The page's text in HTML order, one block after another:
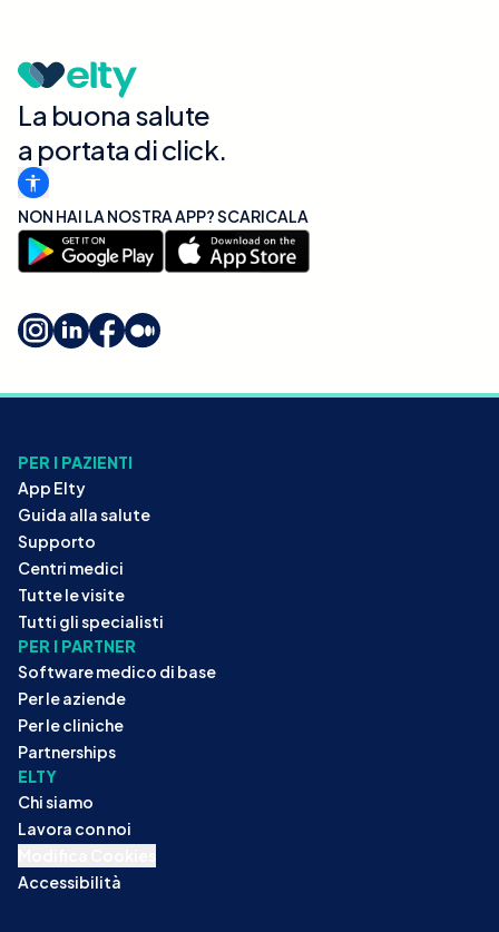
La buona salute
a portata di click.
NON HAI LA NOSTRA APP? SCARICALA
PER I PAZIENTI
App Elty
Guida alla salute
Supporto
Centri medici
Tutte le visite
Tutti gli specialisti
PER I PARTNER
Software medico di base
Per le aziende
Per le cliniche
Partnerships
ELTY
Chi siamo
Lavora con noi
Accessibilità